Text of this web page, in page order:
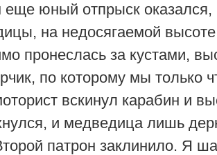
еще юный отпрыск
на недосягаемой
пронеслась за кустами,
по которому мы только
вскинул карабин и
и медведица лишь
патрон заклинило. Я